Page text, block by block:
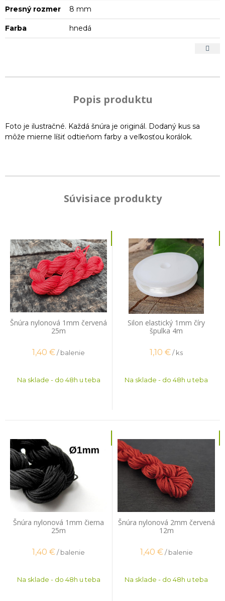
Presný rozmer 8 mm
Farba hnedá
Popis produktu
Foto je ilustračné. Každá šnúra je originál. Dodaný kus sa
môže mierne líšiť odtieňom farby a veľkosťou korálok.
Súvisiace produkty
Šnúra nylonová 1mm červená
25m
1,40 €/ balenie
Na sklade - do 48h u teba
Silon elastický 1mm číry
špulka 4m
1,10 €/ ks
Na sklade - do 48h u teba
Šnúra nylonová 1mm čierna
25m
1,40 €/ balenie
Na sklade - do 48h u teba
Šnúra nylonová 2mm červená
12m
1,40 € / balenie
Na sklade - do 48h u teba